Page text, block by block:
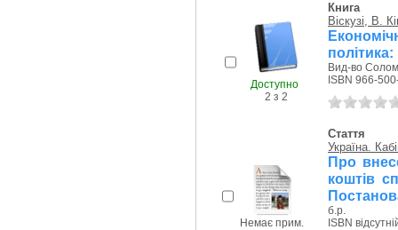
Доступно
2 з 2
Книга
Віскузі, В.
Вид-во
ISBN 966-
Немає прим.
Стаття
Україна.
Про
коштів
б.р.
ISBN